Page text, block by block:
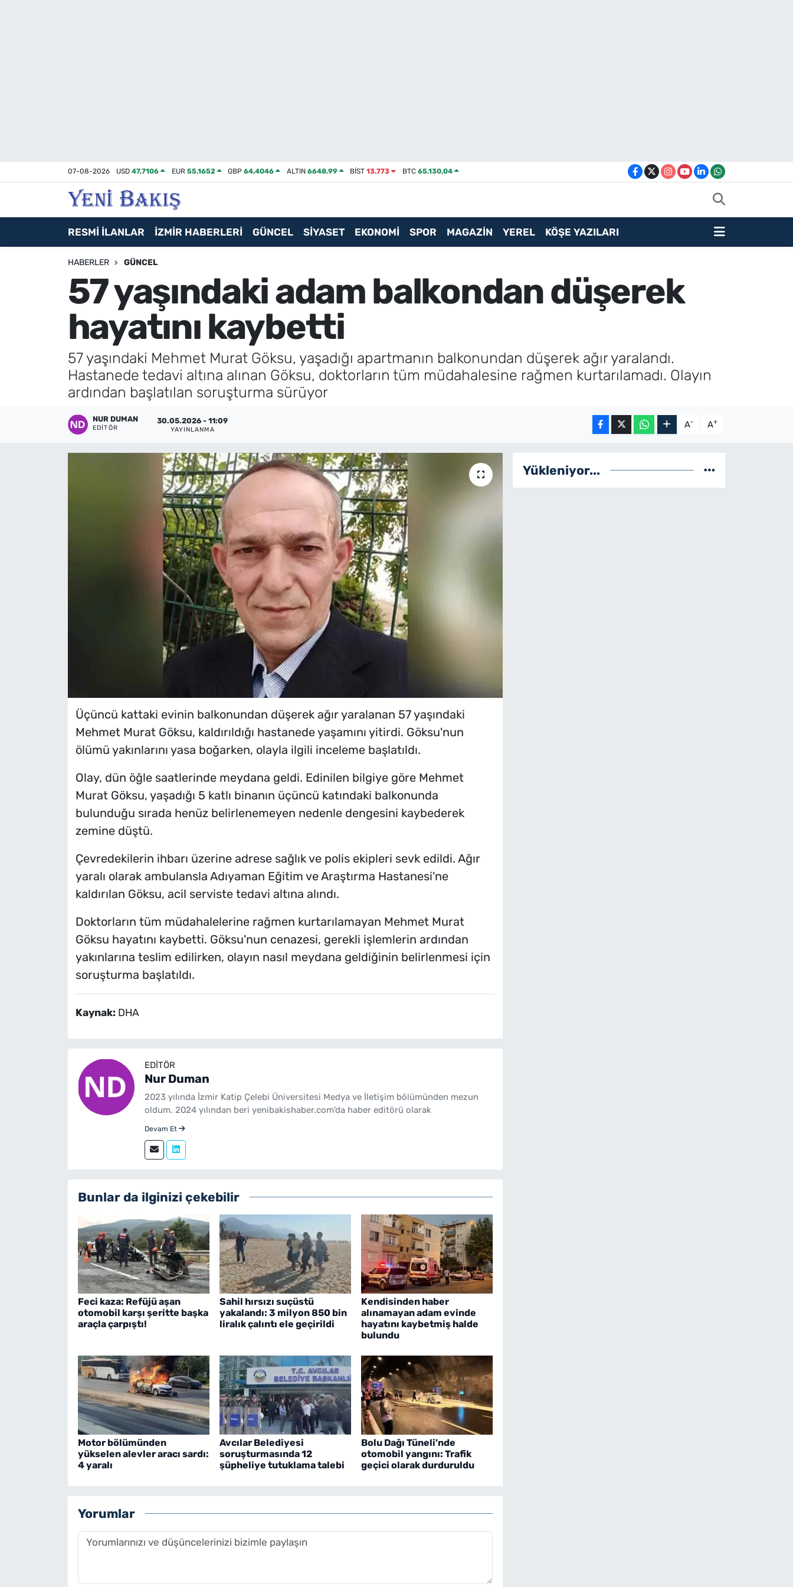
07-08-2026 USD47,7106 EUR 55,1652 GBP64,4046 ALTIN 6648.99 BİST13.773 BTC 65.130,04
RESMİ İLANLAR İZMİR HABERLERİ GÜNCEL SİYASET EKONOMİ SPOR MAGAZİN YEREL KÖŞE YAZILARI
HABERLER GÜNCEL
57 yaşındaki adam balkondan düşerek
hayatını kaybetti
57 yaşındaki Mehmet Murat Göksu, yaşadığı apartmanın balkonundan düşerek ağır yaralandı.
Hastanede tedavi altına alınan Göksu, doktorların tüm müdahalesine rağmen kurtarılamadı. Olayın
ardından başlatılan soruşturma sürüyor
NUR DUMAN
EDITÖR
30.05.2026 - 11:09
YAYINLANMA A- A+
Üçüncü kattaki evinin balkonundan düşerek ağır yaralanan 57 yaşındaki
Mehmet Murat Göksu, kaldırıldığı hastanede yaşamını yitirdi. Göksu'nun
ölümü yakınlarını yasa boğarken, olayla ilgili inceleme başlatıldı.
Olay, dün öğle saatlerinde meydana geldi. Edinilen bilgiye göre Mehmet
Murat Göksu, yaşadığı 5 katlı binanın üçüncü katındaki balkonunda
bulunduğu sırada henüz belirlenemeyen nedenle dengesini kaybederek
zemine düştü.
Çevredekilerin ihbarı üzerine adrese sağlık ve polis ekipleri sevk edildi. Ağır
yaralı olarak ambulansla Adıyaman Eğitim ve Araştırma Hastanesi'ne
kaldırılan Göksu, acil serviste tedavi altına alındı.
Doktorların tüm müdahalelerine rağmen kurtarılamayan Mehmet Murat
Göksu hayatını kaybetti. Göksu'nun cenazesi, gerekli işlemlerin ardından
yakınlarına teslim edilirken, olayın nasıl meydana geldiğinin belirlenmesi için
soruşturma başlatıldı.
Kaynak: DHA
EDITÖR
Nur Duman
2023 yılında İzmir Katip Çelebi Üniversitesi Medya ve İletişim bölümünden mezun
oldum. 2024 yılından beri yenibakishaber.com'da haber editörü olarak
çalışmaktayım.
Devam Et
Bunlar da ilginizi çekebilir
Feci kaza: Refüjü aşan
otomobil karşı şeritte başka
araçla çarpıştı!
Sahil hırsızı suçüstü
yakalandı: 3 milyon 850 bin
liralık çalıntı ele geçirildi
Kendisinden haber
alınamayan adam evinde
hayatını kaybetmiş halde
bulundu
Motor bölümünden
yükselen alevler aracı sardı:
4 yaralı
Avcılar Belediyesi
soruşturmasında 12
şüpheliye tutuklama talebi
Bolu Dağı Tüneli'nde
otomobil yangını: Trafik
geçici olarak durduruldu
Yorumlar
Yükleniyor...
Asayiş / Polis-Adliye
Magazin
İletişim